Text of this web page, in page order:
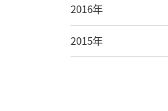
2016年
2015年